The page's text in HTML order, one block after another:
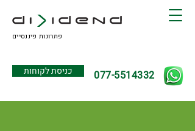
פתרונות פיננסיים
כניסת לקוחות 077-5514332